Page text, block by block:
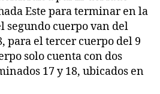
Este para terminar en la
segundo cuerpo van del
para el tercer cuerpo del 9
solo cuenta con dos
17 y 18, ubicados en